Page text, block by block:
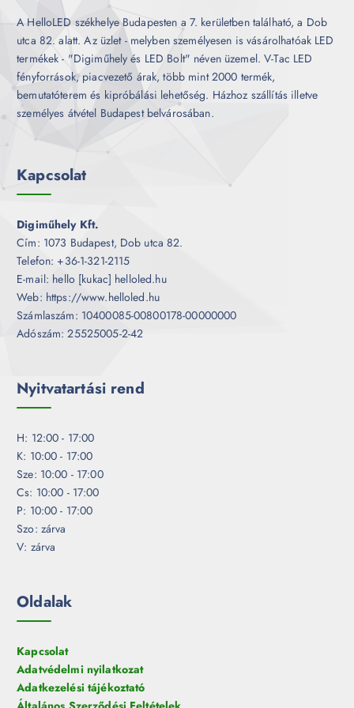
A HelloLED székhelye Budapesten a 7. kerületben található, a Dob
utca 82. alatt. Az üzlet - melyben személyesen is vásárolhatóak LED
termékek - "Digiműhely és LED Bolt" néven üzemel. V-Tac LED
fényforrások, piacvezető árak, több mint 2000 termék,
bemutatóterem és kipróbálási lehetőség. Házhoz szállítás illetve
személyes átvétel Budapest belvárosában.
Kapcsolat
Digiműhely Kft.
Cím: 1073 Budapest, Dob utca 82.
Telefon: +36-1-321-2115
E-mail: hello [kukac] helloled.hu
Web: https://www.helloled.hu
Számlaszám: 10400085-00800178-00000000
Adószám: 25525005-2-42
Nyitvatartási rend
H: 12:00 - 17:00
K: 10:00 - 17:00
Sze: 10:00 - 17:00
Cs: 10:00 - 17:00
P: 10:00 - 17:00
Szo: zárva
V: zárva
Oldalak
Kapcsolat
Adatvédelmi nyilatkozat
Adatkezelési tájékoztató